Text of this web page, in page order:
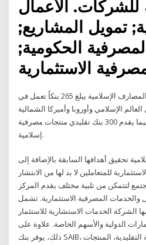
للشركات. الأعمال
تمويل المشاريع;
الحكومية;
الاستثمارية
وتشير التقديرات إلى أن عدد المصارف الإسلامية يبلغ 265 بنكاً تعمل في
الإسلامي وأوروبا وأميركا الشمالية
وبعض المناطق الأخرى، فيما يقدم 300 بنك تقليدي منتجات مصرفية
إسلامية.
تحقيق أهدافها السابقة بالإضافة إلى
للمتعاملين لا بد لها من الانتشار
لتتمكن من تلبية مختلف يقدم المركز
والخدمات المصرفية الاستثمارية. تشمل
الشركة الخدمات الاستشارية للاستثمار
الدولية والأسهم الخاصة. علاوة على
ذلك، يوفر بنك SAIB، بالإضافة إلى الخدمات المصرفية التقليدية، المنتجات